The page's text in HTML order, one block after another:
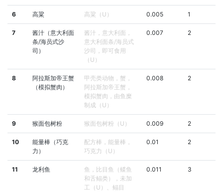
6 高粱 高粱（U） 0.005 1
7
酱汁（意大利面
条/海员式沙
司）
酱汁，意大利面，
意大利面条/海员式
沙司，即可食用
（U）
0.007 2
8
阿拉斯加帝王蟹
（模拟蟹肉）
甲壳类动物，蟹，
阿拉斯加帝王蟹，
模拟蟹肉，由鱼糜
制成（U）
0.008 2
9 猴面包树粉 猴面包树粉（U） 0.009 2
10
能量棒（巧克
力）
配方棒，能量棒，
巧克力（U）
0.01 2
11 龙利鱼
鱼，比目鱼（鲽鱼
和舌鳎类），未加
工（U）、鳎目
0.011 3